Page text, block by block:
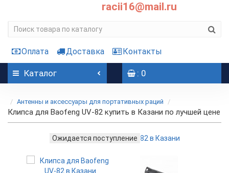
racii16@mail.ru
Оплата Доставка Контакты
Каталог : 0
Антенны и аксессуары для портативных раций
Клипса для Baofeng UV-82 купить в Казани по лучшей цене
Ожидается поступление